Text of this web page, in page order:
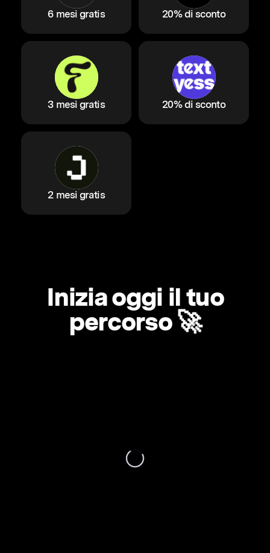
6 mesi gratis 20% di sconto
3 mesi gratis 20% di sconto
2 mesi gratis
Inizia oggi il tuo
percorso 🚀